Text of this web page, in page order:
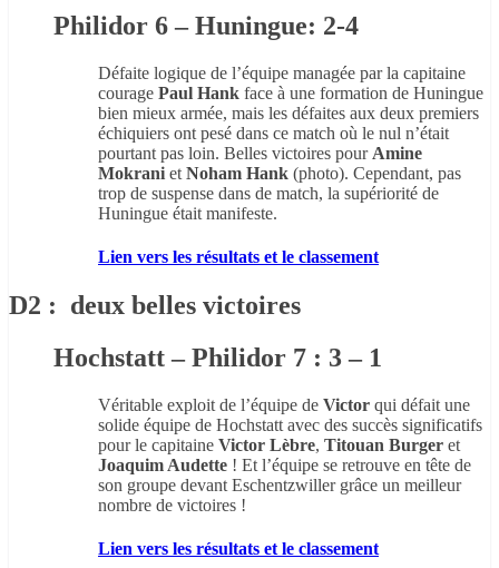
Philidor 6 – Huningue: 2-4
Défaite logique de l’équipe managée par la capitaine
courage Paul Hank face à une formation de Huningue
bien mieux armée, mais les défaites aux deux premiers
échiquiers ont pesé dans ce match où le nul n’était
pourtant pas loin. Belles victoires pour Amine
Mokrani et Noham Hank (photo). Cependant, pas
trop de suspense dans de match, la supériorité de
Huningue était manifeste.
Lien vers les résultats et le classement
D2 : deux belles victoires
Hochstatt – Philidor 7 : 3 – 1
Véritable exploit de l’équipe de Victor qui défait une
solide équipe de Hochstatt avec des succès significatifs
pour le capitaine Victor Lèbre, Titouan Burger et
Joaquim Audette ! Et l’équipe se retrouve en tête de
son groupe devant Eschentzwiller grâce un meilleur
nombre de victoires !
Lien vers les résultats et le classement